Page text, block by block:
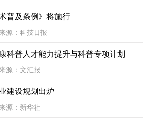
普及条例》将施行
来源：科技日报
科普人才能力提升与科普专项计划
来源：文汇报
建设规划出炉
来源：新华社